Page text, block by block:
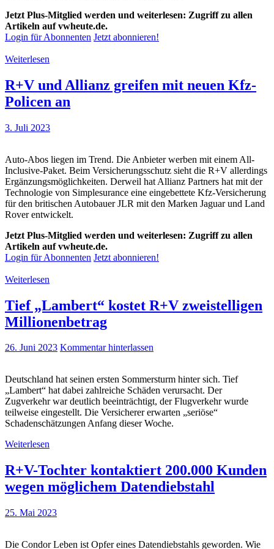
Jetzt Plus-Mitglied werden und weiterlesen: Zugriff zu allen
Artikeln auf vwheute.de.
Login für Abonnenten Jetzt abonnieren!
Weiterlesen
R+V und Allianz greifen mit neuen Kfz-
Policen an
3. Juli 2023
Auto-Abos liegen im Trend. Die Anbieter werben mit einem All-
Inclusive-Paket. Beim Versicherungsschutz sieht die R+V allerdings
Ergänzungsmöglichkeiten. Derweil hat Allianz Partners hat mit der
Technologie von Simplesurance eine eingebettete Kfz-Versicherung
für den britischen Autobauer JLR mit den Marken Jaguar und Land
Rover entwickelt.
Jetzt Plus-Mitglied werden und weiterlesen: Zugriff zu allen
Artikeln auf vwheute.de.
Login für Abonnenten Jetzt abonnieren!
Weiterlesen
Tief „Lambert“ kostet R+V zweistelligen
Millionenbetrag
26. Juni 2023 Kommentar hinterlassen
Deutschland hat seinen ersten Sommersturm hinter sich. Tief
„Lambert“ hat dabei zahlreiche Schäden verursacht. Der
Zugverkehr war deutlich beeinträchtigt, der Flugverkehr wurde
teilweise eingestellt. Die Versicherer erwarten „seriöse“
Schadenschätzungen Anfang dieser Woche.
Weiterlesen
R+V-Tochter kontaktiert 200.000 Kunden
wegen möglichem Datendiebstahl
25. Mai 2023
Die Condor Leben ist Opfer eines Datendiebstahls geworden. Wie